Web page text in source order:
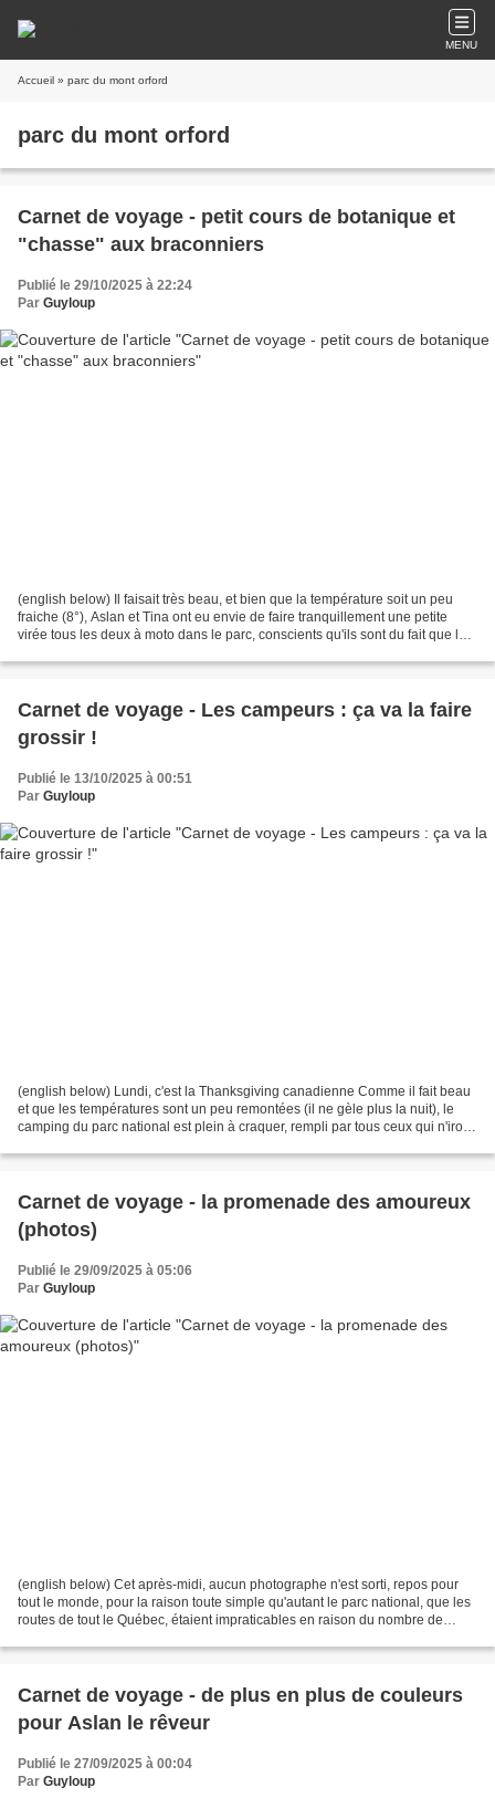
MENU
Accueil » parc du mont orford
parc du mont orford
Carnet de voyage - petit cours de botanique et
"chasse" aux braconniers
Publié le 29/10/2025 à 22:24
Par Guyloup
(english below) Il faisait très beau, et bien que la température soit un peu
fraiche (8°), Aslan et Tina ont eu envie de faire tranquillement une petite
virée tous les deux à moto dans le parc, conscients qu'ils sont du fait que la
Carnet de voyage - Les campeurs : ça va la faire
grossir !
Publié le 13/10/2025 à 00:51
Par Guyloup
(english below) Lundi, c'est la Thanksgiving canadienne Comme il fait beau
et que les températures sont un peu remontées (il ne gèle plus la nuit), le
camping du parc national est plein à craquer, rempli par tous ceux qui n'iront
Carnet de voyage - la promenade des amoureux
(photos)
Publié le 29/09/2025 à 05:06
Par Guyloup
(english below) Cet après-midi, aucun photographe n'est sorti, repos pour
tout le monde, pour la raison toute simple qu'autant le parc national, que les
routes de tout le Québec, étaient impraticables en raison du nombre de
Carnet de voyage - de plus en plus de couleurs
pour Aslan le rêveur
Publié le 27/09/2025 à 00:04
Par Guyloup